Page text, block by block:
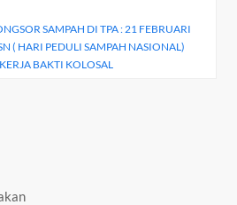
SAMPAH DI TPA : 21 FEBRUARI
( HARI PEDULI SAMPAH NASIONAL)
BAKTI KOLOSAL